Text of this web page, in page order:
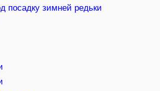
посадку зимней редьки